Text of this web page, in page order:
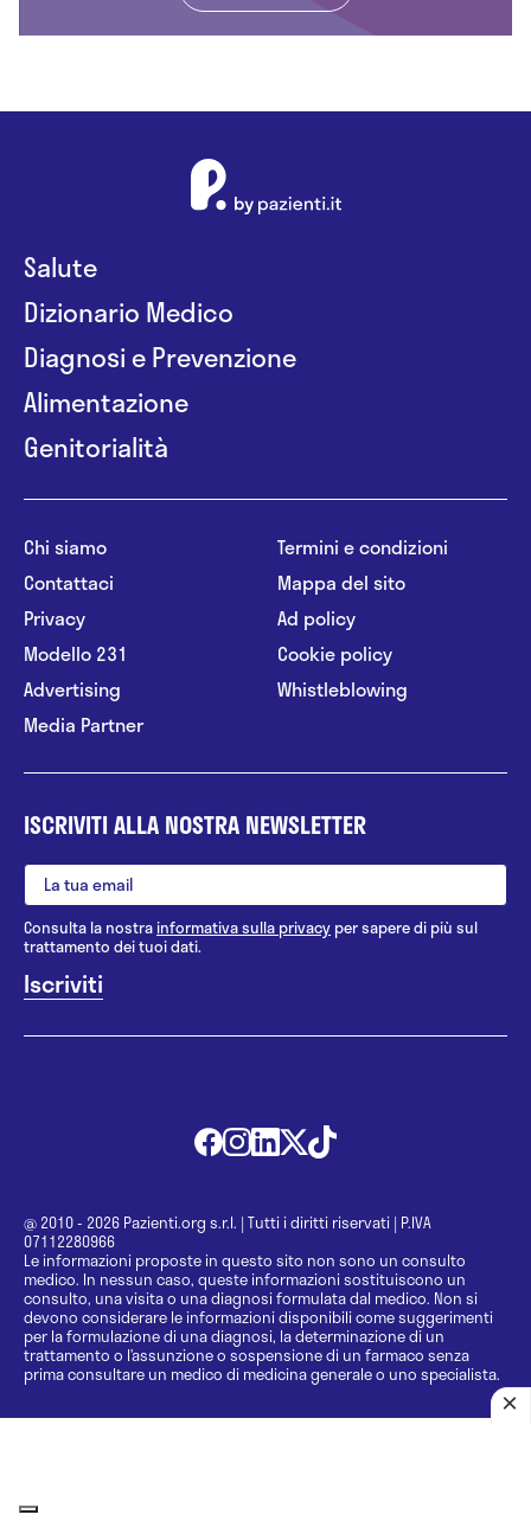
Salute
Dizionario Medico
Diagnosi e Prevenzione
Alimentazione
Genitorialità
Chi siamo
Contattaci
Privacy
Modello 231
Advertising
Media Partner
Termini e condizioni
Mappa del sito
Ad policy
Cookie policy
Whistleblowing
ISCRIVITI ALLA NOSTRA NEWSLETTER
Consulta la nostrainformativa sulla privacy per sapere di più sul
trattamento dei tuoi dati.
@ 2010 - 2026 Pazienti.org s.r.l. | Tutti i diritti riservati | P.IVA
07112280966
Le informazioni proposte in questo sito non sono un consulto
medico. In nessun caso, queste informazioni sostituiscono un
consulto, una visita o una diagnosi formulata dal medico. Non si
devono considerare le informazioni disponibili come suggerimenti
per la formulazione di una diagnosi, la determinazione di un
trattamento o l’assunzione o sospensione di un farmaco senza
prima consultare un medico di medicina generale o uno specialista.